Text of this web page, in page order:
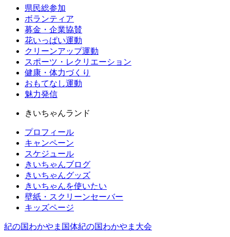
県民総参加
ボランティア
募金・企業協賛
花いっぱい運動
クリーンアップ運動
スポーツ・レクリエーション
健康・体力づくり
おもてなし運動
魅力発信
きいちゃんランド
プロフィール
キャンペーン
スケジュール
きいちゃんブログ
きいちゃんグッズ
きいちゃんを使いたい
壁紙・スクリーンセーバー
キッズページ
紀の国わかやま国体紀の国わかやま大会